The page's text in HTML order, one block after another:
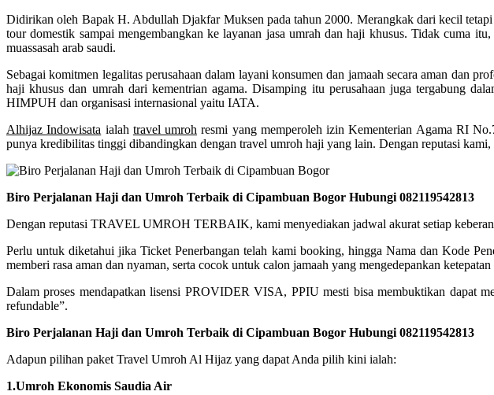
Didirikan oleh Bapak H. Abdullah Djakfar Muksen pada tahun 2000. Merangkak dari kecil
tour domestik sampai mengembangkan ke layanan jasa umrah dan haji khusus. Tidak cuma
muassasah arab saudi.
Sebagai komitmen legalitas perusahaan dalam layani konsumen dan jamaah secara aman dan
haji khusus dan umrah dari kementrian agama. Disamping itu perusahaan juga tergabung
HIMPUH dan organisasi internasional yaitu IATA.
Alhijaz Indowisata ialah travel umroh resmi yang memperoleh izin Kementerian Agama RI
punya kredibilitas tinggi dibandingkan dengan travel umroh haji yang lain. Dengan reputasi
Biro Perjalanan Haji dan Umroh Terbaik di Cipambuan Bogor Hubungi 082119542813
Dengan reputasi TRAVEL UMROH TERBAIK, kami menyediakan jadwal akurat setiap
Perlu untuk diketahui jika Ticket Penerbangan telah kami booking, hingga Nama dan Kode
memberi rasa aman dan nyaman, serta cocok untuk calon jamaah yang mengedepankan
Dalam proses mendapatkan lisensi PROVIDER VISA, PPIU mesti bisa membuktikan dapat
refundable”.
Biro Perjalanan Haji dan Umroh Terbaik di Cipambuan Bogor Hubungi 082119542813
Adapun pilihan paket Travel Umroh Al Hijaz yang dapat Anda pilih kini ialah:
1.Umroh Ekonomis Saudia Air